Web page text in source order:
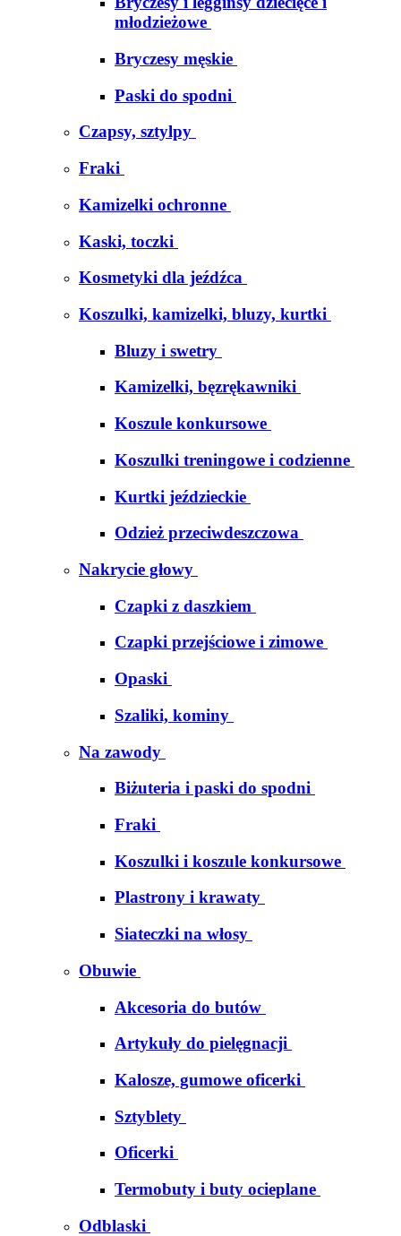
młodzieżowe
Bryczesy męskie
Paski do spodni
Czapsy, sztylpy
Fraki
Kamizelki ochronne
Kaski, toczki
Kosmetyki dla jeźdźca
Koszulki, kamizelki, bluzy, kurtki
Bluzy i swetry
Kamizelki, bęzrękawniki
Koszule konkursowe
Koszulki treningowe i codzienne
Kurtki jeździeckie
Odzież przeciwdeszczowa
Nakrycie głowy
Czapki z daszkiem
Czapki przejściowe i zimowe
Opaski
Szaliki, kominy
Na zawody
Biżuteria i paski do spodni
Fraki
Koszulki i koszule konkursowe
Plastrony i krawaty
Siateczki na włosy
Obuwie
Akcesoria do butów
Artykuły do pielęgnacji
Kalosze, gumowe oficerki
Sztyblety
Oficerki
Termobuty i buty ocieplane
Odblaski